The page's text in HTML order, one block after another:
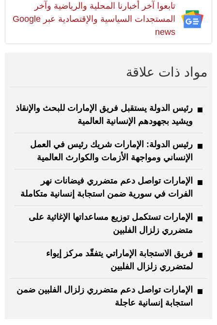
تابعوا آخر أخبارنا المحلية والرياضية وآخر
المستجدات السياسية والإقتصادية عبر Google
news
مواد ذات علاقة
رئيس الدولة يستقبل فريق الإمارات للبحث والإنقاذ
ويشيد بجهودهم الإنسانية العالمية
رئيس الدولة: الإمارات شريك رئيس في العمل
الإنساني ومواجهة الأزمات والكوارث العالمية
الإمارات تواصل دعم متضرري فيضانات نهر
الفرات في سورية ضمن استجابة إنسانية متكاملة
الإمارات تستكمل توزيع مساعداتها الإغاثية على
متضرري زلزال الفلبين
فريق الاستجابة الإماراتي يتفقّد مركز إيواء
لمتضرري زلزال الفلبين
الإمارات تواصل دعم متضرري زلزال الفلبين ضمن
استجابة إنسانية عاجلة